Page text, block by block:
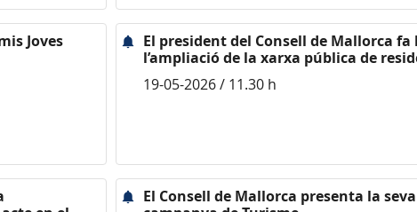
Joves
El president del Consell de Mallorca fa
l’ampliació de la xarxa pública de
19-05-2026 / 11.30 h
El Consell de Mallorca presenta la seva